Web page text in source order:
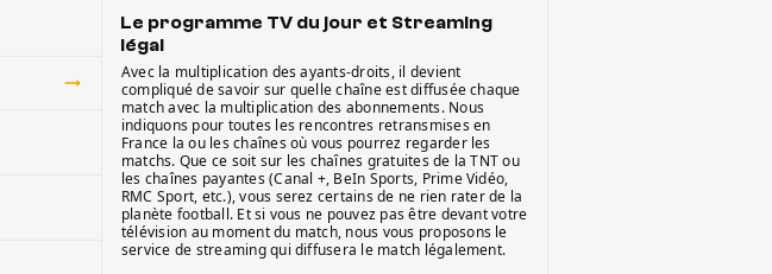
Le programme TV du jour et Streaming
légal
Avec la multiplication des ayants-droits, il devient
compliqué de savoir sur quelle chaîne est diffusée chaque
match avec la multiplication des abonnements. Nous
indiquons pour toutes les rencontres retransmises en
France la ou les chaînes où vous pourrez regarder les
matchs. Que ce soit sur les chaînes gratuites de la TNT ou
les chaînes payantes (Canal +, BeIn Sports, Prime Vidéo,
RMC Sport, etc.), vous serez certains de ne rien rater de la
planète football. Et si vous ne pouvez pas être devant votre
télévision au moment du match, nous vous proposons le
service de streaming qui diffusera le match légalement.